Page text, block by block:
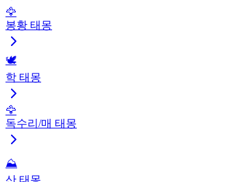
🦅
봉황 태몽
🕊️
학 태몽
🦅
독수리/매 태몽
⛰️
산 태몽